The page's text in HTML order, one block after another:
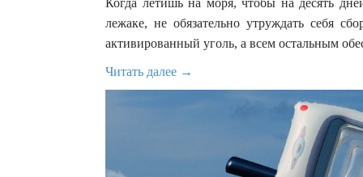
Когда летишь на моря, чтобы на десять
лежаке, не обязательно утруждать себя
активированный уголь, а всем остальным
Читать далее →